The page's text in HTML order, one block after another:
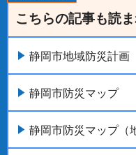
こちらの記事も読ま
静岡市地域防災計画
静岡市防災マップ
静岡市防災マップ（